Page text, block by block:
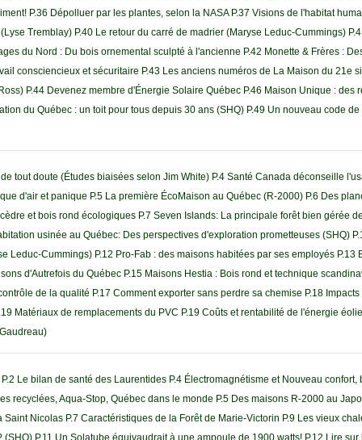
P.36 Dépolluer par les plantes, selon la NASA P.37 Visions de l'habitat
Tremblay) P.40 Le retour du carré de madrier (Maryse Leduc-Cummings)
du Nord : Du bois ornemental sculpté à l'ancienne P.42 Monette & Frères :
consciencieux et sécuritaire P.43 Les anciens numéros de La Maison du 21e
P.44 Devenez membre d'Énergie Solaire Québec P.46 Maison Unique : des
du Québec : un toit pour tous depuis 30 ans (SHQ) P.49 Un nouveau code
de tout doute (Études biaisées selon Jim White) P.4 Santé Canada déconseille
d'air et panique P.5 La première ÉcoMaison au Québec (R-2000) P.6 Des
et bois rond écologiques P.7 Seven Islands: La principale forêt bien gérée
usinée au Québec: Des perspectives d'exploration prometteuses (SHQ)
Leduc-Cummings) P.12 Pro-Fab : des maisons habitées par ses employés P.13
d'Autrefois du Québec P.15 Maisons Hestia : Bois rond et technique
de la qualité P.17 Comment exporter sans perdre sa chemise P.18 Impacts
Matériaux de remplacements du PVC P.19 Coûts et rentabilité de l'énergie
P.2 Le bilan de santé des Laurentides P.4 Électromagnétisme et Nouveau confort,
recyclées, Aqua-Stop, Québec dans le monde P.5 Des maisons R-2000 au
Nicolas P.7 Caractéristiques de la Forêt de Marie-Victorin P.9 Les vieux
P.11 Un Solatube équivaudrait à une ampoule de 1900 watts! P.12 Lire